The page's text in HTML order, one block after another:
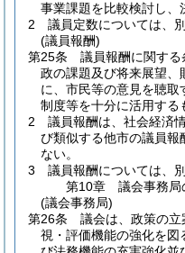
事業課題を比較検討し、
2
議員定数については、
(議員報酬)
第25条
議員報酬に関す
政の課題及び将来展望、
に、市民等の意見を聴取
制度等を十分に活用する
2
議員報酬は、社会経済
び類似する他市の議員報
ない。
3
議員報酬については、
第10章
議会事務局
(議会事務局)
第26条
議会は、政策の
視・評価機能の強化を図